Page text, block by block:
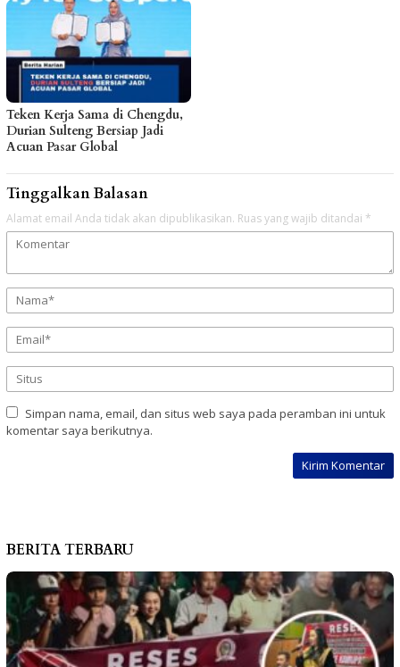
Teken Kerja Sama di Chengdu,
Durian Sulteng Bersiap Jadi
Acuan Pasar Global
Tinggalkan Balasan
Alamat email Anda tidak akan dipublikasikan. Ruas yang wajib ditandai *
Simpan nama, email, dan situs web saya pada peramban ini untuk
komentar saya berikutnya.
BERITA TERBARU